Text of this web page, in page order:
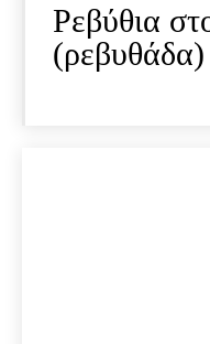
Ρεβύθια
(ρεβυθάδα)